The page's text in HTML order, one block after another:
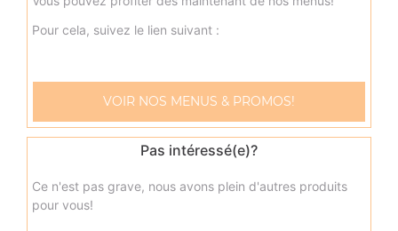
neptune junior
9.50€
napolitaine junior
Pour cela, suivez le lien suivant :
VOIR NOS MENUS & PROMOS!
Pas intéressé(e)?
Ce n'est pas grave, nous avons plein d'autres produits
pour vous!